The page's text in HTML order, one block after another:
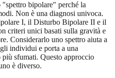
bipolare" perché la
Non è una diagnosi univoca.
I, il Disturbo Bipolare II e il
criteri unici basati sulla gravità e
Considerarlo uno spettro aiuta a
individui e porta a una
più sfumati. Questo approccio
è diverso.